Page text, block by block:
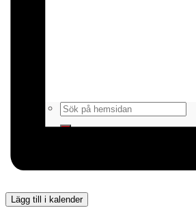
Lägg till i kalender